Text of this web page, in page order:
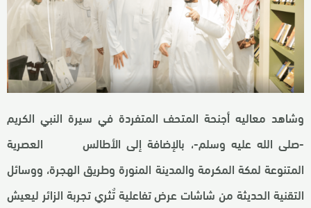
وشاهد معاليه أجنحة المتحف المتفردة في سيرة النبي الكريم
-صلى الله عليه وسلم-، بالإضافة إلى الأطالس العصرية
المتنوعة لمكة المكرمة والمدينة المنورة وطريق الهجرة، ووسائل
التقنية الحديثة من شاشات عرض تفاعلية تٌثري تجربة الزائر ليعيش